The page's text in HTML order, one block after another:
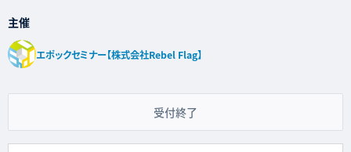
主催
エポックセミナー【株式会社Rebel Flag】
受付終了